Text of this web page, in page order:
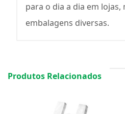
para o dia a dia em lojas,
embalagens diversas.
Produtos Relacionados